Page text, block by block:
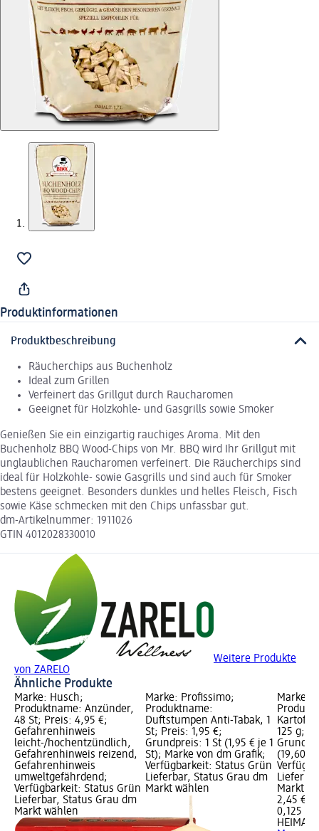
Produktinformationen
Produktbeschreibung
Räucherchips aus Buchenholz
Ideal zum Grillen
Verfeinert das Grillgut durch Raucharomen
Geeignet für Holzkohle- und Gasgrills sowie Smoker
Genießen Sie ein einzigartig rauchiges Aroma. Mit den
Buchenholz BBQ Wood-Chips von Mr. BBQ wird Ihr Grillgut mit
unglaublichen Raucharomen verfeinert. Die Räucherchips sind
ideal für Holzkohle- sowie Gasgrills und sind auch für Smoker
bestens geeignet. Besonders dunkles und helles Fleisch, Fisch
sowie Käse schmecken mit den Chips unfassbar gut.
dm-Artikelnummer: 1911026
GTIN 4012028330010
Weitere Produkte
von ZARELO
Ähnliche Produkte
Marke: Husch;
Produktname: Anzünder,
48 St; Preis: 4,95 €;
Gefahrenhinweis
leicht-/hochentzündlich,
Gefahrenhinweis reizend,
Gefahrenhinweis
umweltgefährdend;
Verfügbarkeit: Status Grün
Lieferbar, Status Grau dm
Markt wählen
Marke: Profissimo;
Produktname:
Duftstumpen Anti-Tabak, 1
St; Preis: 1,95 €;
Grundpreis: 1 St (1,95 € je 1
St); Marke von dm Grafik;
Verfügbarkeit: Status Grün
Lieferbar, Status Grau dm
Markt wählen
Marke:
125 g;
(19,60 €
Markt
2,45 €
0,125 kg